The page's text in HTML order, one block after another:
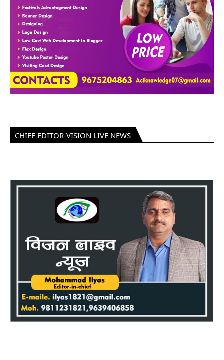
CHIEF EDITOR-VISION LIVE NEWS